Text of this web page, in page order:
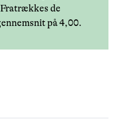
de
på 4,00.